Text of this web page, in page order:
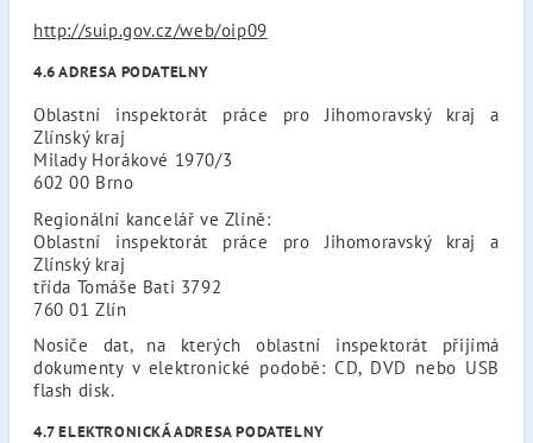
http://suip.gov.cz/web/oip09
4.6 ADRESA PODATELNY
Oblastní inspektorát práce pro Jihomoravský kraj a
Zlínský kraj
Milady Horákové 1970/3
602 00 Brno
Regionální kancelář ve Zlíně:
Oblastní inspektorát práce pro Jihomoravský kraj a
Zlínský kraj
třída Tomáše Bati 3792
760 01 Zlín
Nosiče dat, na kterých oblastní inspektorát přijímá
dokumenty v elektronické podobě: CD, DVD nebo USB
flash disk.
4.7 ELEKTRONICKÁ ADRESA PODATELNY